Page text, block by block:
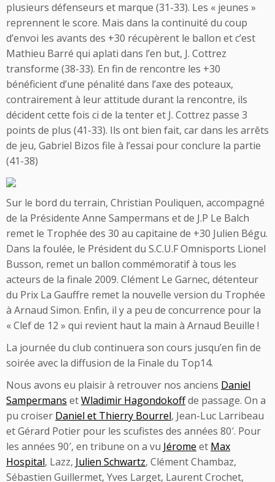
plusieurs défenseurs et marque (31-33). Les « jeunes »
reprennent le score. Mais dans la continuité du coup
d’envoi les avants des +30 récupèrent le ballon et c’est
Mathieu Barré qui aplati dans l’en but, J. Cottrez
transforme (38-33). En fin de rencontre les +30
bénéficient d’une pénalité dans l’axe des poteaux,
contrairement à leur attitude durant la rencontre, ils
décident cette fois ci de la tenter et J. Cottrez passe 3
points de plus (41-33). Ils ont bien fait, car dans les arrêts
de jeu, Gabriel Bizos file à l’essai pour conclure la partie
(41-38)
Sur le bord du terrain, Christian Pouliquen, accompagné
de la Présidente Anne Sampermans et de J.P Le Balch
remet le Trophée des 30 au capitaine de +30 Julien Bégu.
Dans la foulée, le Président du S.C.U.F Omnisports Lionel
Busson, remet un ballon commémoratif à tous les
acteurs de la finale 2009. Clément Le Garnec, détenteur
du Prix La Gauffre remet la nouvelle version du Trophée
à Arnaud Simon. Enfin, il y a peu de concurrence pour la
« Clef de 12 » qui revient haut la main à Arnaud Beuille !
La journée du club continuera son cours jusqu’en fin de
soirée avec la diffusion de la Finale du Top14.
Nous avons eu plaisir à retrouver nos anciens Daniel
Sampermans etWladimir Hagondokoffde passage. On a
pu croiser Daniel et Thierry Bourrel, Jean-Luc Larribeau
et Gérard Potier pour les scufistes des années 80′. Pour
les années 90′, en tribune on a vu Jérome et Max
Hospital, Lazz, Julien Schwartz, Clément Chambaz,
Sébastien Guillermet, Yves Larget, Laurent Crochet,